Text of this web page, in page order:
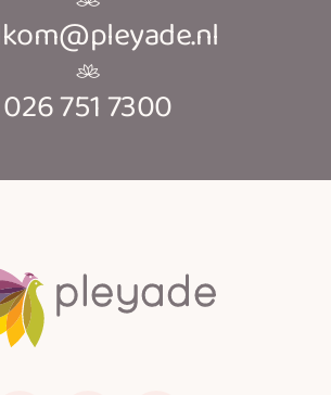
026 751 7300